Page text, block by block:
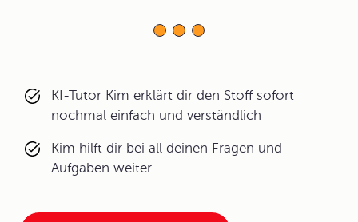
KI-Tutor Kim erklärt dir den Stoff sofort
nochmal einfach und verständlich
Kim hilft dir bei all deinen Fragen und
Aufgaben weiter